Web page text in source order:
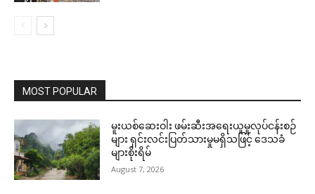
MOST POPULAR
မူးယစ်ဆေးဝါး ဖမ်းဆီးအရေးယူမှုလုပ်ငန်းစဉ်
များ ရှင်းလင်းပြတ်သားမှုမရှိသဖြင့် ဒေသခံ
များစိုးရိမ်
August 7, 2026